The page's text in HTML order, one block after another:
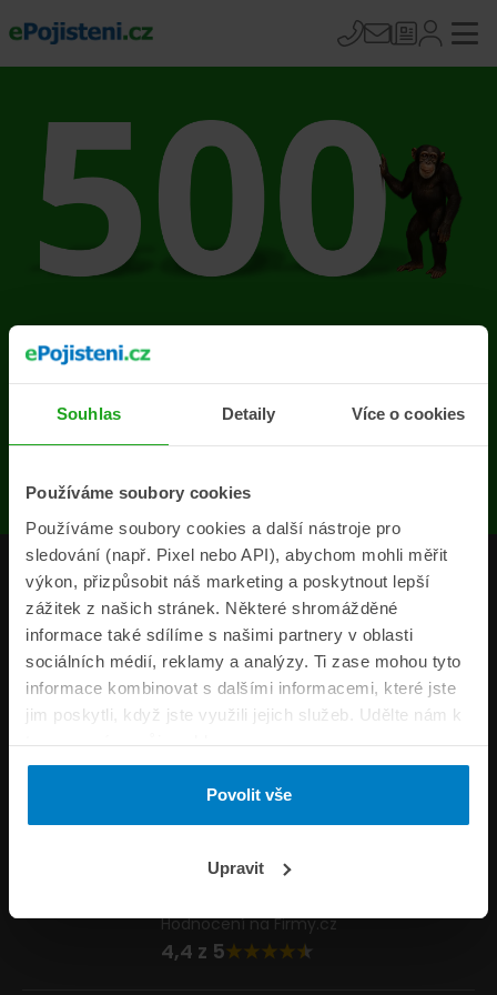
Souhlas Detaily Více o cookies
Používáme soubory cookies
Používáme soubory cookies a další nástroje pro
sledování (např. Pixel nebo API), abychom mohli měřit
výkon, přizpůsobit náš marketing a poskytnout lepší
zážitek z našich stránek. Některé shromážděné
informace také sdílíme s našimi partnery v oblasti
sociálních médií, reklamy a analýzy. Ti zase mohou tyto
informace kombinovat s dalšími informacemi, které jste
jim poskytli, když jste využili jejich služeb. Udělte nám k
tomu prosím svůj souhlas.
Povolit vše
Upravit
Na stránce se vyskytla
chyba
Produkty
Pojišťovny
Informace
ePojisteni.cz
Formuláře
Napište nám
Hodnocení na Firmy.cz
4,4 z 5